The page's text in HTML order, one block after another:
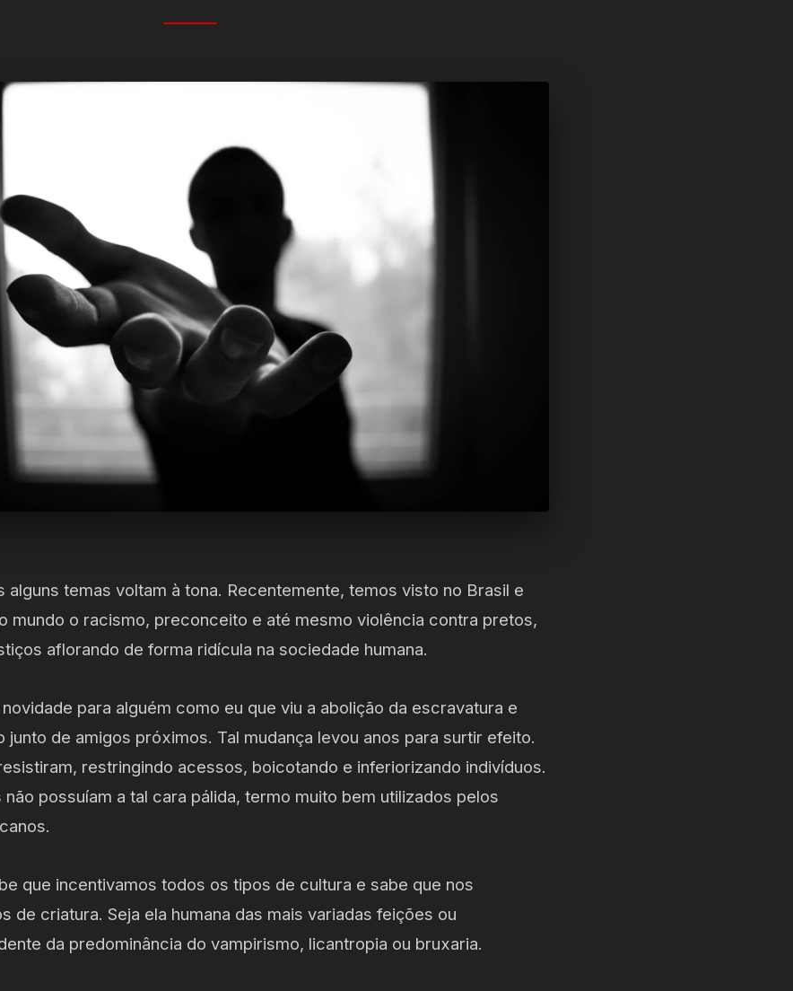
alguns temas voltam à tona. Recentemente, temos visto no Brasil e
mundo o racismo, preconceito e até mesmo violência contra pretos,
aflorando de forma ridícula na sociedade humana.
para alguém como eu que viu a abolição da escravatura e
junto de amigos próximos. Tal mudança levou anos para surtir efeito.
restringindo acessos, boicotando e inferiorizando indivíduos.
possuíam a tal cara pálida, termo muito bem utilizados pelos
que incentivamos todos os tipos de cultura e sabe que nos
de criatura. Seja ela humana das mais variadas feições ou
da predominância do vampirismo, licantropia ou bruxaria.